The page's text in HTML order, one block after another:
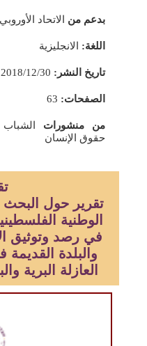
بدعم من الاتحاد الأوروبي
اللغة: الانجليزية
تاريخ النشر:
الصفحات:
من منشورات
حقوق الإنسان
تقرير حول
الوطنية
في رصد وتوثيق
والبلدة
العازلة البرية